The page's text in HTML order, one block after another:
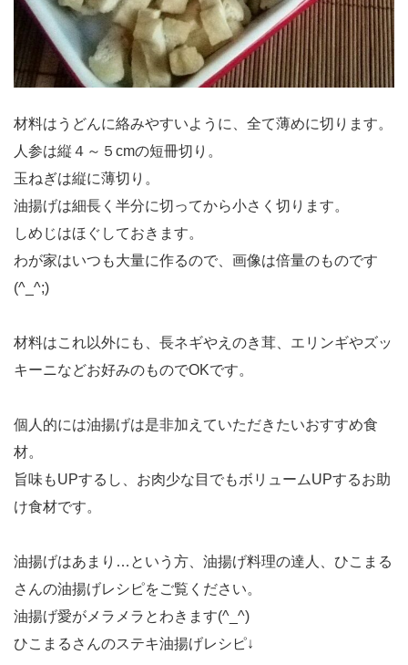
材料はうどんに絡みやすいように、全て薄めに切ります。
人参は縦４～５cmの短冊切り。
玉ねぎは縦に薄切り。
油揚げは細長く半分に切ってから小さく切ります。
しめじはほぐしておきます。
わが家はいつも大量に作るので、画像は倍量のものです
(^_^;)
材料はこれ以外にも、長ネギやえのき茸、エリンギやズッ
キーニなどお好みのものでOKです。
個人的には油揚げは是非加えていただきたいおすすめ食
材。
旨味もUPするし、お肉少な目でもボリュームUPするお助
け食材です。
油揚げはあまり…という方、油揚げ料理の達人、ひこまる
さんの油揚げレシピをご覧ください。
油揚げ愛がメラメラとわきます(^_^)
ひこまるさんのステキ油揚げレシピ↓